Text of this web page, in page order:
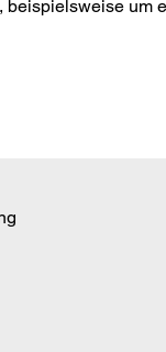
beispielsweise um